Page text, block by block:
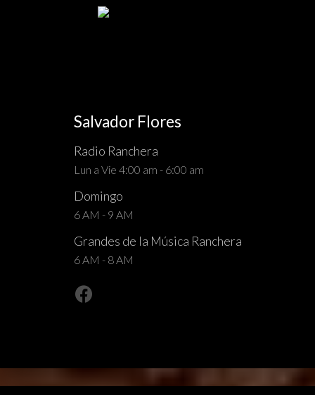
Salvador Flores
Radio Ranchera
Lun a Vie 4:00 am - 6:00 am
Domingo
6 AM - 9 AM
Grandes de la Música Ranchera
6 AM - 8 AM